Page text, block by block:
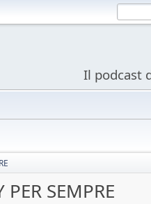
Il podcast
SEMPRE